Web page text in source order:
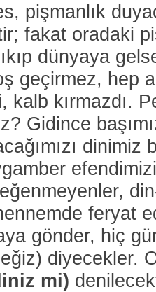
pişmanlık
fakat oradaki
dünyaya
geçirmez, hep
kalb kırmazdı.
Gidince
dinimiz
feryat
gönder, hiç
diyecekler.
mi)